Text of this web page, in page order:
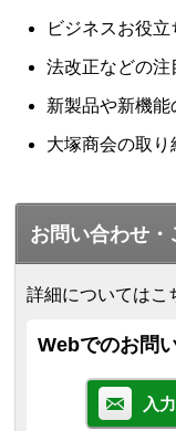
ビジネスお役
法改正などの注
新製品や新機能
大塚商会の取
お問い合わせ・
詳細についてはこ
Webでのお問
入